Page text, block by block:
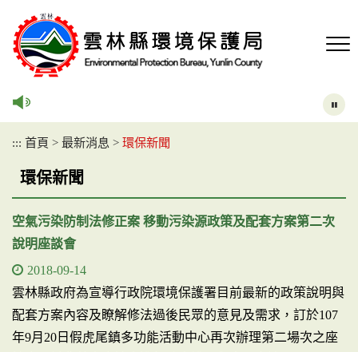
::: 首頁 > 最新消息 > 環保新聞
環保新聞
空氣污染防制法修正案 移動污染源政策及配套方案第二次
說明座談會
2018-09-14
雲林縣政府為宣導行政院環境保護署目前最新的政策說明與
配套方案內容及瞭解修法過後民眾的意見及需求，訂於107
年9月20日假虎尾鎮多功能活動中心再次辦理第二場次之座